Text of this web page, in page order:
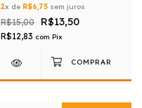
2x de R$6,75 sem juros
R$15,00 R$13,50
R$12,83 com Pix